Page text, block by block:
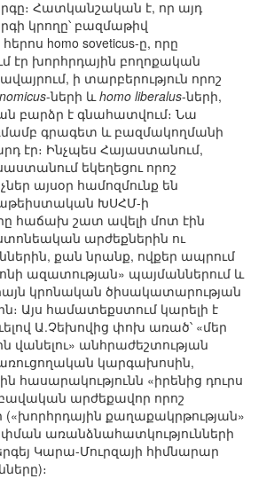
Հատկանշական է, որ այդ
կրողը՝ բազմաթիվ
homo soveticus-ը, որը
էր խորհրդային բողոքական
ի տարբերություն որոշ
-ների ևhomo liberalus-ների,
բարձր է գնահատվում։ Նա
գրագետ և բազմակողմանի
էր։ Ինչպես Հայաստանում,
եկեղեցու որոշ
այսօր համոզմունք են
աթեիստական ԽՍՀՄ-ի
հաճախ շատ ավելի մոտ էին
արժեքներին ու
քան նրանք, ովքեր ապրում
ազատության» պայմաններում և
կրոնական ծիսակատարության
Այս համատեքստում կարելի է
Ա.Չեխովից փոխ առած՝ «մեր
վանելու» անհրաժեշտության
կարգախոսին,
հասարակությունն «իրենից դուրս
արժեքավոր որոշ
քաղաքակրթության»
առանձնահատկությունների
Կարա-Մուրզայի հիմնարար